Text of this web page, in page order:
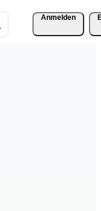
Anmelden